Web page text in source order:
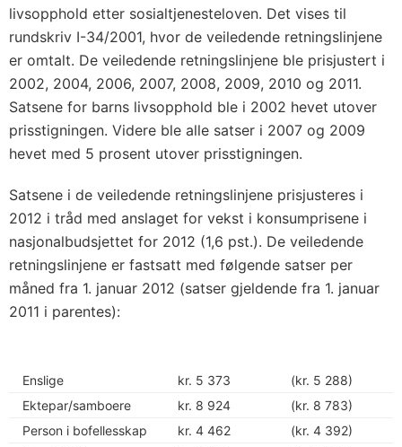
livsopphold etter sosialtjenesteloven. Det vises til
rundskriv I-34/2001, hvor de veiledende retningslinjene
er omtalt. De veiledende retningslinjene ble prisjustert i
2002, 2004, 2006, 2007, 2008, 2009, 2010 og 2011.
Satsene for barns livsopphold ble i 2002 hevet utover
prisstigningen. Videre ble alle satser i 2007 og 2009
hevet med 5 prosent utover prisstigningen.
Satsene i de veiledende retningslinjene prisjusteres i
2012 i tråd med anslaget for vekst i konsumprisene i
nasjonalbudsjettet for 2012 (1,6 pst.). De veiledende
retningslinjene er fastsatt med følgende satser per
måned fra 1. januar 2012 (satser gjeldende fra 1. januar
2011 i parentes):
Enslige kr. 5 373
(kr. 5 288)
Ektepar/samboere
kr. 8 924
(kr. 8 783)
Person i bofellesskap
kr. 4 462
(kr. 4 392)